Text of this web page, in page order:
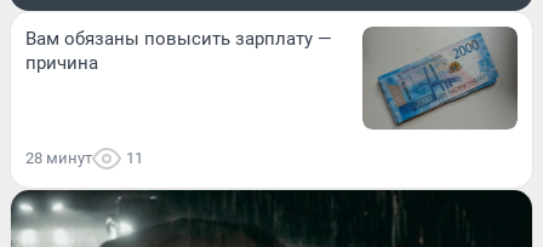
Вам обязаны повысить зарплату —
причина
28 минут 11